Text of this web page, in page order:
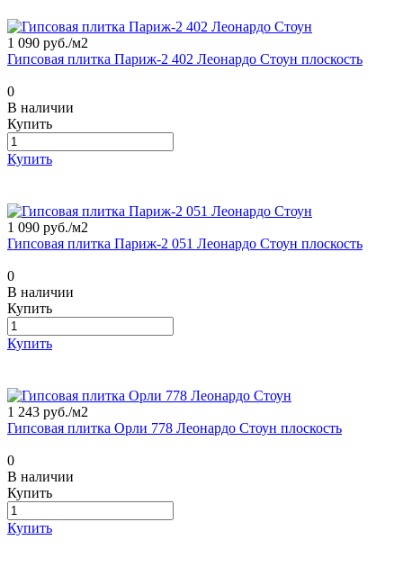
1 090 руб./м2
Гипсовая плитка Париж-2 402 Леонардо Стоун плоскость
0
В наличии
Купить
Купить
1 090 руб./м2
Гипсовая плитка Париж-2 051 Леонардо Стоун плоскость
0
В наличии
Купить
Купить
1 243 руб./м2
Гипсовая плитка Орли 778 Леонардо Стоун плоскость
0
В наличии
Купить
Купить